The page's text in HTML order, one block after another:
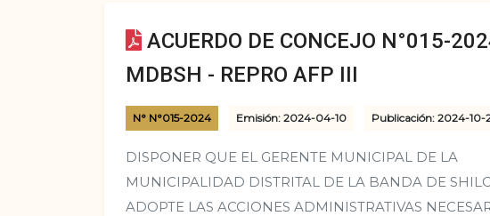
ACUERDO DE CONCEJO N°015-
MDBSH - REPRO AFP III
N° N°015-2024 Emisión: 2024-04-10 Publicación: 2024-10-
DISPONER QUE EL GERENTE MUNICIPAL DE LA
MUNICIPALIDAD DISTRITAL DE LA BANDA DE
ADOPTE LAS ACCIONES ADMINISTRATIVAS